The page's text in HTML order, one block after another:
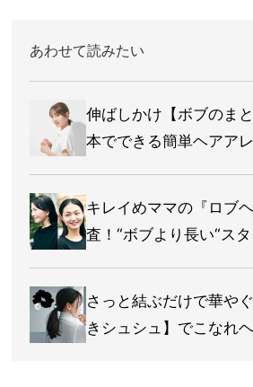
あわせて読みたい
伸ばしかけ【ボブのま
本でできる簡単ヘアア
キレイめママの『ロブ
査！“ボブより長い“ス
さっと結ぶだけで華や
きシュシュ】でこなれ